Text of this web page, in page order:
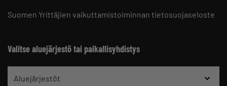
Suomen Yrittäjien vaikuttamistoiminnan tietosuojaseloste
Valitse aluejärjestö tai paikallisyhdistys
Aluejärjestöt